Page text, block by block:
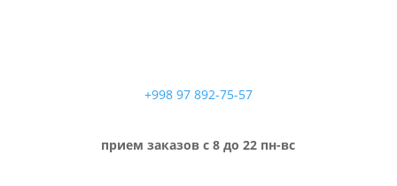
+998 97 892-75-57
прием заказов с 8 до 22 пн-вс